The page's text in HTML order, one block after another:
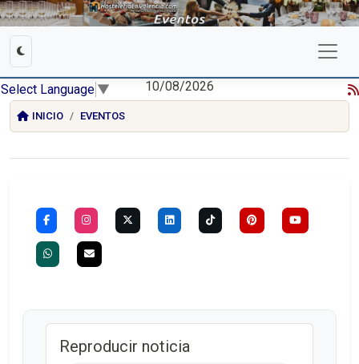
Select Language ▼ 10/08/2026
INICIO EVENTOS
Reproducir noticia